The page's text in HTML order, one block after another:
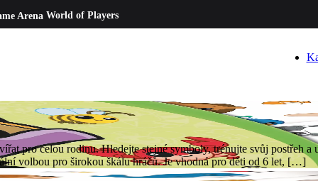
Arena World of Players
pro celou rodinu. Hledejte stejné symboly, trénujte svůj postřeh
volbou pro širokou škálu hráčů. Je vhodná pro děti od 6 let, […]